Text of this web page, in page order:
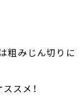
粗みじん切りに
スメ！